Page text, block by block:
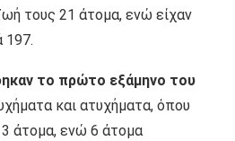
τους 21 άτομα, ενώ είχαν
197.
το πρώτο εξάμηνο του
και ατυχήματα, όπου
άτομα, ενώ 6 άτομα